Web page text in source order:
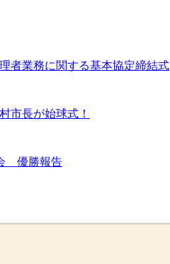
者業務に関する基本協定締結式
市長が始球式！
優勝報告